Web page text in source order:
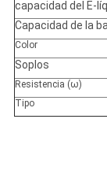
capacidad del E-
Capacidad de la
Color
Soplos
Resistencia (ω)
Tipo